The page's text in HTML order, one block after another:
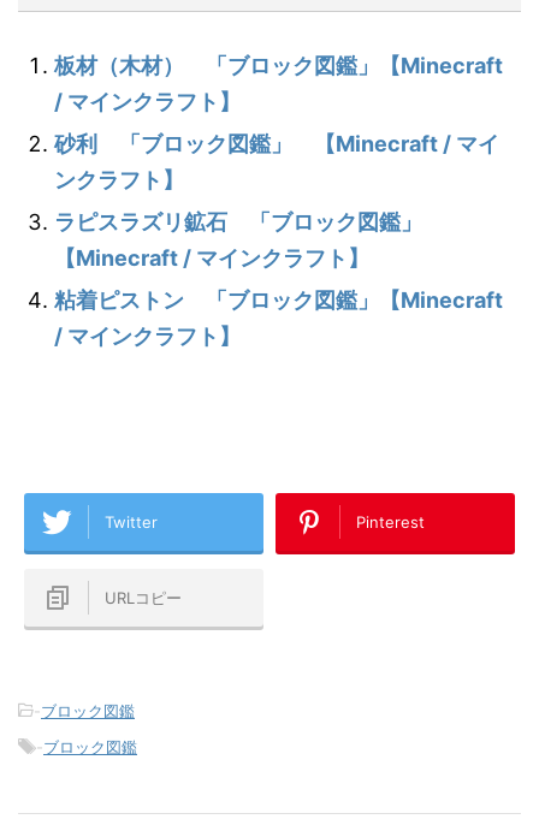
板材（木材） 「ブロック図鑑」【Minecraft
/ マインクラフト】
砂利 「ブロック図鑑」 【Minecraft / マイ
ンクラフト】
ラピスラズリ鉱石 「ブロック図鑑」
【Minecraft / マインクラフト】
粘着ピストン 「ブロック図鑑」【Minecraft
/ マインクラフト】
Twitter Pinterest
URLコピー
-ブロック図鑑
-ブロック図鑑